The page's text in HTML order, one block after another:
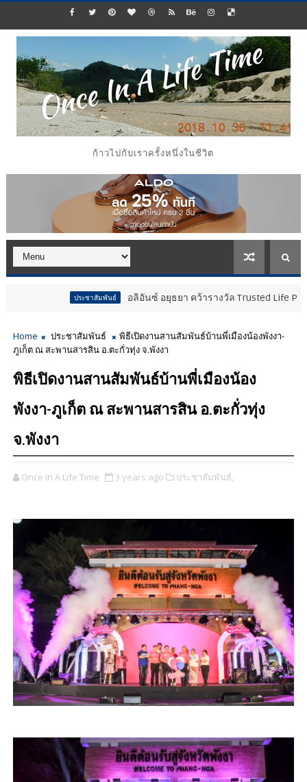
ก้าวไปกับเราครั้งหนึ่งในชีวิต
อลิอันซ์ อยุธยา คว้ารางวัล Trusted Life Partner
Home ประชาสัมพันธ์
พิธีเปิดงานสานสัมพันธ์บ้านพี่เมืองน้องพังงา-
ภูเก็ต ณ สะพานสารสิน อ.ตะกั่วทุ่ง จ.พังงา
พิธีเปิดงานสานสัมพันธ์บ้านพี่เมืองน้อง
พังงา-ภูเก็ต ณ สะพานสารสิน อ.ตะกั่วทุ่ง
จ.พังงา
Once In A Life Time 3 years ago ประชาสัมพันธ์,